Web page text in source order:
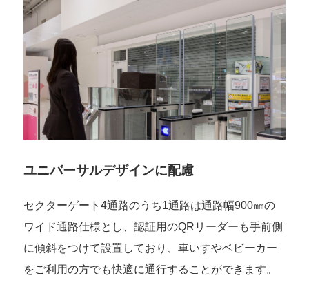
ユニバーサルデザインに配慮
セクターゲート4通路のうち1通路は通路幅900㎜の
ワイド通路仕様とし、認証用のQRリーダーも手前側
に傾斜をつけて設置しており、車いすやベビーカー
をご利用の方でも快適に通行することができます。